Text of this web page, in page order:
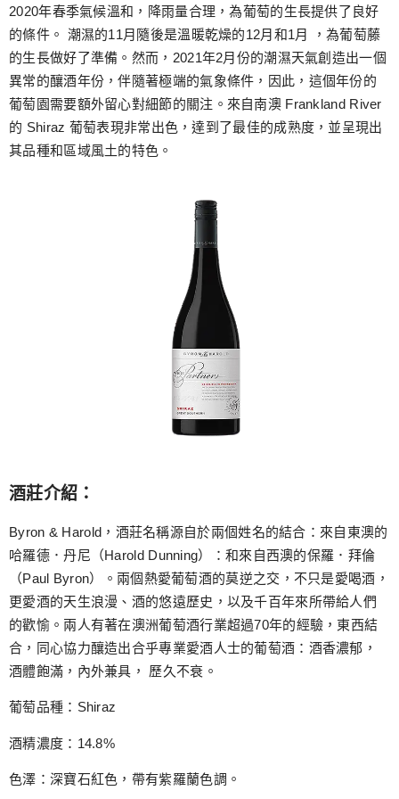
跳
至
主
要
內
容
2020年春季氣候溫和，降雨量合理，為葡萄的生長提供了良好
的條件。 潮濕的11月隨後是溫暖乾燥的12月和1月 ，為葡萄藤
的生長做好了準備。然而，2021年2月份的潮濕天氣創造出一個
異常的釀酒年份，伴隨著極端的氣象條件，因此，這個年份的
葡萄園需要額外留心對細節的關注。來自南澳 Frankland River
的 Shiraz 葡萄表現非常出色，達到了最佳的成熟度，並呈現出
其品種和區域風土的特色。
酒莊介紹：
Byron & Harold，酒莊名稱源自於兩個姓名的結合：來自東澳的
哈羅德．丹尼（Harold Dunning）：和來自西澳的保羅．拜倫
（Paul Byron）。兩個熱愛葡萄酒的莫逆之交，不只是愛喝酒，
更愛酒的天生浪漫、酒的悠遠歷史，以及千百年來所帶給人們
的歡愉。兩人有著在澳洲葡萄酒行業超過70年的經驗，東西結
合，同心協力釀造出合乎專業愛酒人士的葡萄酒：酒香濃郁，
酒體飽滿，內外兼具， 歷久不衰。
葡萄品種：Shiraz
酒精濃度：14.8%
色澤：深寶石紅色，帶有紫羅蘭色調。